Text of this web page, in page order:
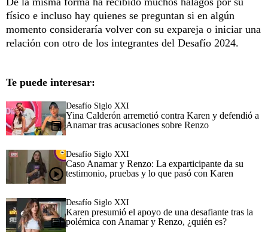
físico e incluso hay quienes se preguntan si en algún
momento consideraría volver con su expareja o iniciar una
relación con otro de los integrantes del Desafío 2024.
Te puede interesar:
Desafío Siglo XXI
Yina Calderón arremetió contra Karen y defendió a
Anamar tras acusaciones sobre Renzo
Desafío Siglo XXI
Caso Anamar y Renzo: La exparticipante da su
testimonio, pruebas y lo que pasó con Karen
Desafío Siglo XXI
Karen presumió el apoyo de una desafiante tras la
polémica con Anamar y Renzo, ¿quién es?